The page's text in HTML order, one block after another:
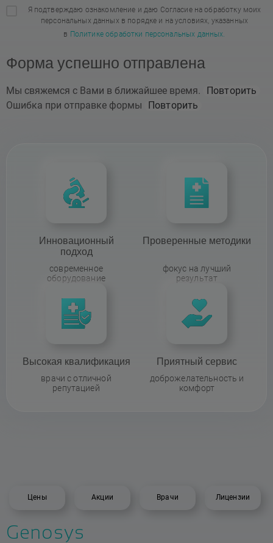
Я подтверждаю ознакомление и даю Согласие на обработку моих
персональных данных в порядке и на условиях, указанных
в Политике обработки персональных данных.
Форма успешно отправлена
Мы свяжемся с Вами в ближайшее время.
Повторить
Ошибка при отправке формы
Повторить
Инновационный
подход
современное
оборудование
Проверенные методики
фокус на лучший
результат
Высокая квалификация
врачи с отличной
репутацией
Приятный сервис
доброжелательность и
комфорт
Цены Акции Врачи Лицензии
Genosys